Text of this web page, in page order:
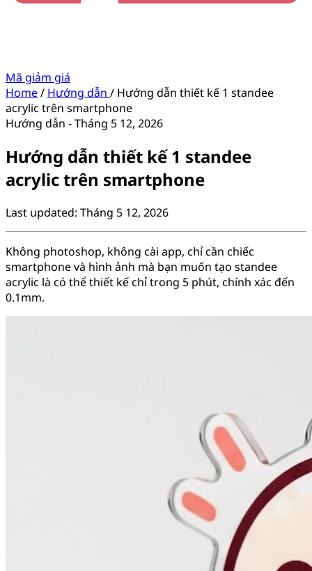
Mã giảm giá
Home/ Hướng dẫn / Hướng dẫn thiết kế 1 standee
acrylic trên smartphone
Hướng dẫn -Tháng 5 12, 2026
Hướng dẫn thiết kế 1 standee
acrylic trên smartphone
Last updated: Tháng 5 12, 2026
Không photoshop, không cài app, chỉ cần chiếc
smartphone và hình ảnh mà bạn muốn tạo standee
acrylic là có thể thiết kế chỉ trong 5 phút, chính xác đến
0.1mm.